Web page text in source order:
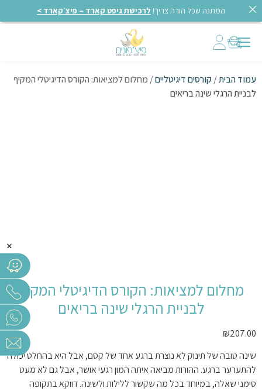
המתנה שכל הורה צריך! לרכישת גיפט קארד – פיצ׳קארד >
עמוד הבית/ קורסים דיגיטליים/ מחלום למציאות: הקורס הדיגיטלי המקיף
לבניית הרגלי שינה בריאים
מחלום למציאות: הקורס הדיגיטלי המקיף
לבניית הרגלי שינה בריאים
₪207.00
שינה טובה של תינוק לא נוצרת ברגע אחד של קסם, אבל היא בהחלט יכולה
להתערער ברגע. ההורות מביאה איתה המון רגעי אושר, אבל גם לא מעט
סימני שאלה, במיוחד בכל מה שקשור ללילות ולשינה. דווקא בתקופה
×